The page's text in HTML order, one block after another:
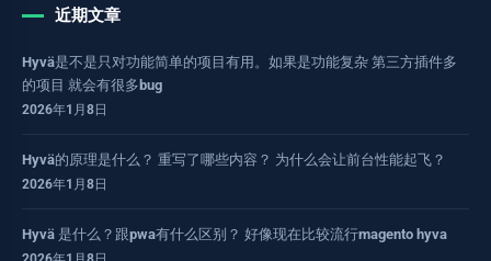
近期文章
Hyvä是不是只对功能简单的项目有用。如果是功能复杂 第三方插件多
的项目 就会有很多bug
2026年1月8日
Hyvä的原理是什么？ 重写了哪些内容？ 为什么会让前台性能起飞？
2026年1月8日
Hyvä 是什么？跟pwa有什么区别？ 好像现在比较流行magento hyva